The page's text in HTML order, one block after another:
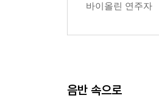
바이올린 연주자
음반 속으로